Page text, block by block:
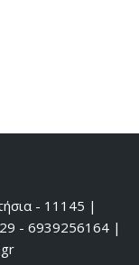
- 11145 |
- 6939256164 |